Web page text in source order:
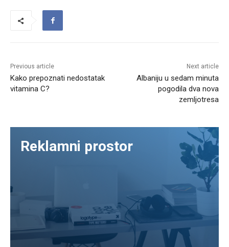
Previous article
Kako prepoznati nedostatak
vitamina C?
Next article
Albaniju u sedam minuta
pogodila dva nova
zemljotresa
Reklamni prostor